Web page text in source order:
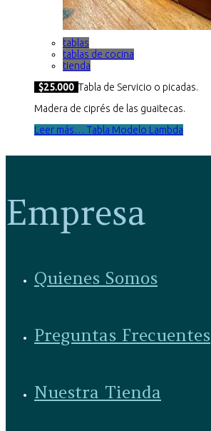
tablas
tablas de cocina
tienda
$25.000 Tabla de Servicio o picadas.
Madera de ciprés de las guaitecas.
Leer más… Tabla Modelo Lambda
Empresa
Quienes Somos
Preguntas Frecuentes
Nuestra Tienda